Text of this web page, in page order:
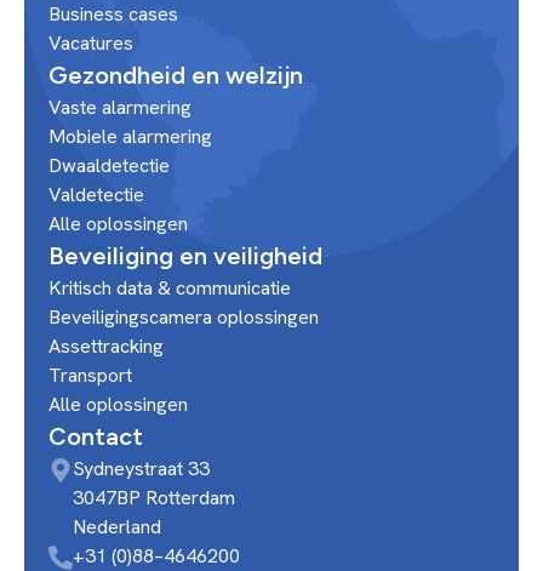
Business cases
Vacatures
Gezondheid en welzijn
Vaste alarmering
Mobiele alarmering
Dwaaldetectie
Valdetectie
Alle oplossingen
Beveiliging en veiligheid
Kritisch data & communicatie
Beveiligingscamera oplossingen
Assettracking
Transport
Alle oplossingen
Contact
Sydneystraat 33
3047BP Rotterdam
Nederland
+31 (0)88–4646200